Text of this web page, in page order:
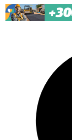
Pular para o conteúdo